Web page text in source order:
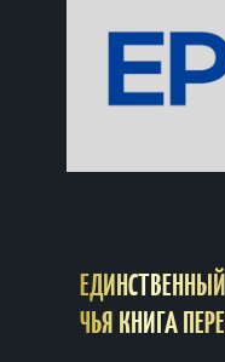
КНИГА ИГОРЯ
ЧЬЯ КНИГА